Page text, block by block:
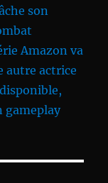
son
Amazon va
autre actrice
gameplay